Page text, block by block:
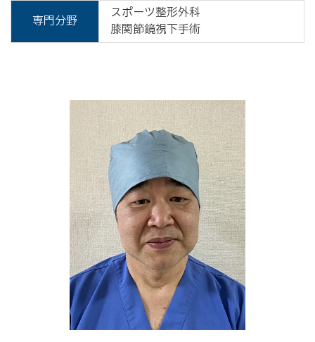
専門分野
スポーツ整形外科
膝関節鏡視下手術